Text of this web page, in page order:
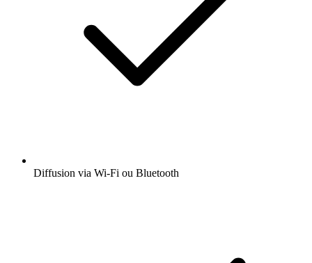
Diffusion via Wi-Fi ou Bluetooth